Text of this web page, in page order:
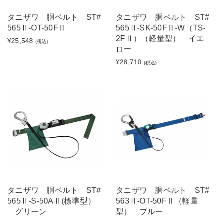
タニザワ 胴ベルト ST#
565Ⅱ-OT-50FⅡ
¥25,548 (税込)
タニザワ 胴ベルト ST#
565Ⅱ-SK-50FⅡ-W（TS-
2FⅡ）（軽量型） イエ
ロー
¥28,710 (税込)
タニザワ 胴ベルト ST#
565Ⅱ-S-50AⅡ(標準型）
グリーン
タニザワ 胴ベルト ST#
563Ⅱ-OT-50FⅡ（軽量
型） ブルー